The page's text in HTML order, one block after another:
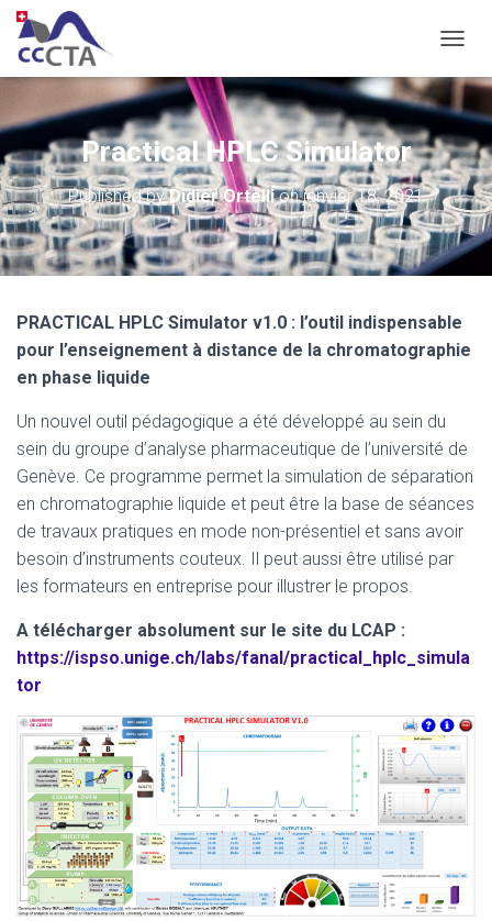
Practical HPLC Simulator
Published byDidier Ortellionjanvier 18, 2021
PRACTICAL HPLC Simulator v1.0 : l’outil indispensable
pour l’enseignement à distance de la chromatographie
en phase liquide
Un nouvel outil pédagogique a été développé au sein du
sein du groupe d’analyse pharmaceutique de l’université de
Genève. Ce programme permet la simulation de séparation
en chromatographie liquide et peut être la base de séances
de travaux pratiques en mode non-présentiel et sans avoir
besoin d’instruments couteux. Il peut aussi être utilisé par
les formateurs en entreprise pour illustrer le propos.
A télécharger absolument sur le site du LCAP :
https://ispso.unige.ch/labs/fanal/practical_hplc_simula
tor